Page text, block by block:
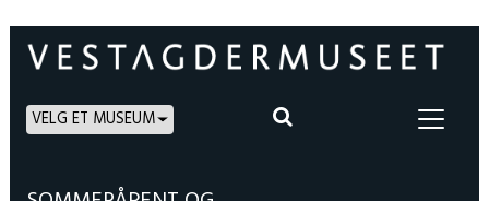
VELG ET MUSEUM